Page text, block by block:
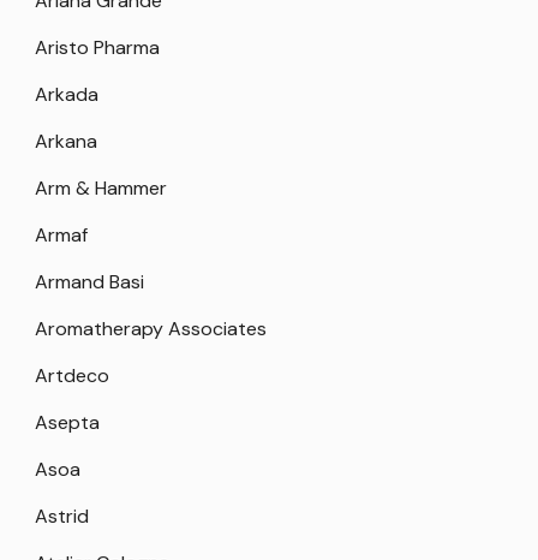
Aristo Pharma
Arkada
Arkana
Arm & Hammer
Armaf
Armand Basi
Aromatherapy Associates
Artdeco
Asepta
Asoa
Astrid